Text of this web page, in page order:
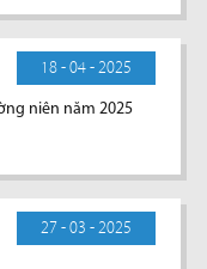
18 - 04 - 2025
niên năm 2025
27 - 03 - 2025